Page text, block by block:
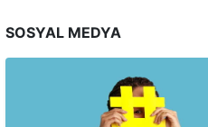
SOSYAL MEDYA